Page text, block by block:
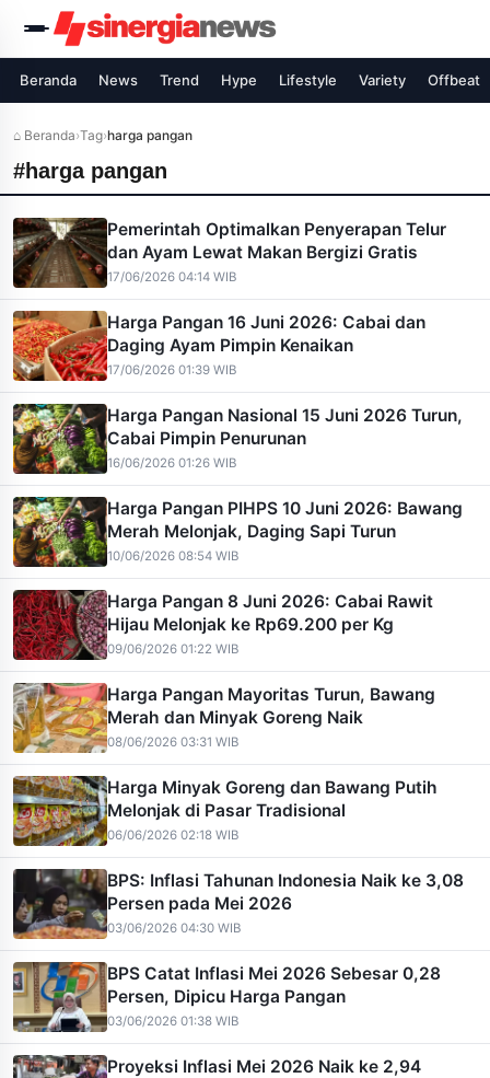
Beranda News Trend Hype Lifestyle Variety Offbeat
⌂ Beranda›Tag›harga pangan
#harga pangan
Pemerintah Optimalkan Penyerapan Telur
dan Ayam Lewat Makan Bergizi Gratis
17/06/2026 04:14 WIB
Harga Pangan 16 Juni 2026: Cabai dan
Daging Ayam Pimpin Kenaikan
17/06/2026 01:39 WIB
Harga Pangan Nasional 15 Juni 2026 Turun,
Cabai Pimpin Penurunan
16/06/2026 01:26 WIB
Harga Pangan PIHPS 10 Juni 2026: Bawang
Merah Melonjak, Daging Sapi Turun
10/06/2026 08:54 WIB
Harga Pangan 8 Juni 2026: Cabai Rawit
Hijau Melonjak ke Rp69.200 per Kg
09/06/2026 01:22 WIB
Harga Pangan Mayoritas Turun, Bawang
Merah dan Minyak Goreng Naik
08/06/2026 03:31 WIB
Harga Minyak Goreng dan Bawang Putih
Melonjak di Pasar Tradisional
06/06/2026 02:18 WIB
BPS: Inflasi Tahunan Indonesia Naik ke 3,08
Persen pada Mei 2026
03/06/2026 04:30 WIB
BPS Catat Inflasi Mei 2026 Sebesar 0,28
Persen, Dipicu Harga Pangan
03/06/2026 01:38 WIB
Proyeksi Inflasi Mei 2026 Naik ke 2,94